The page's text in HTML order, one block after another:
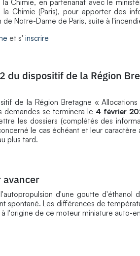
Chimie, en partenariat avec le
Chimie (Paris), pour apporter des
de Notre-Dame de Paris, suite à
et s' inscrire
du dispositif de la Région
de la Région Bretagne «
demandes se terminera le 4 février
les dossiers (complétés des
le cas échéant et leur
plus tard.
avancer
d'une goutte
spontané. Les différences de
l'origine de ce moteur miniature auto-